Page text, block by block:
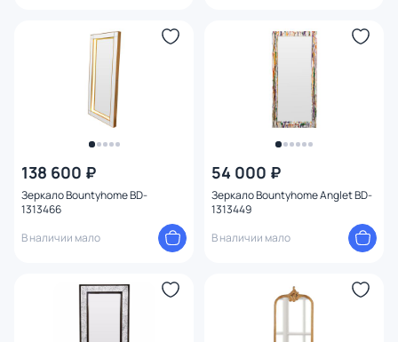
138 600 ₽
Зеркало Bountyhome BD-
1313466
В наличии мало
54 000 ₽
Зеркало Bountyhome Anglet BD-
1313449
В наличии мало